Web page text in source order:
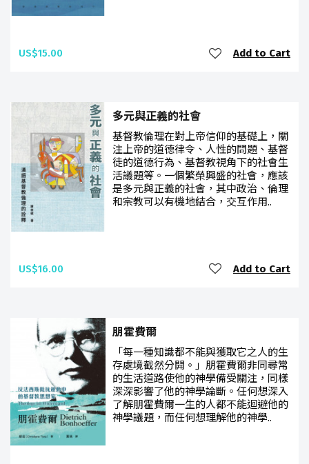
US$15.00 Add to Cart
多元與正義的社會
基督教倫理在對上帝信仰的基礎上，關
注上帝的道德律令、人性的問題、基督
徒的道德行為、基督教視角下的社會生
活議題等。一個繁榮興盛的社會，應該
是多元與正義的社會，其中政治、倫理
和宗教可以有機地結合，交互作用..
US$16.00 Add to Cart
朋霍費爾
「每一種知識都不能與獲取它之人的生
存處境截然分開。」朋霍費爾非同尋常
的生活道路使他的神學備受關注，同樣
深深影響了他的神學論斷。任何想深入
了解朋霍費爾一生的人都不能迴避他的
神學議題，而任何想理解他的神學..